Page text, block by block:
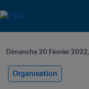
Dimanche 20 Février
Organisation